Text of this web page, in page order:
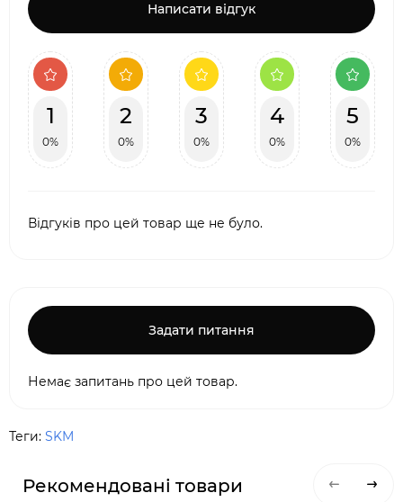
Написати відгук
1
0%
2
0%
3
0%
4
0%
5
0%
Відгуків про цей товар ще не було.
Задати питання
Немає запитань про цей товар.
Теги: SKM
Рекомендовані товари